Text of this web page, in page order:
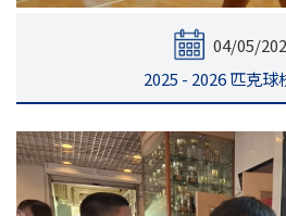
04/05/
2025 - 2026 匹克球